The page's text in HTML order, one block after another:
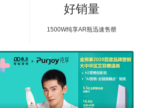
好销量
1500W纯享AR瓶迅速售罄